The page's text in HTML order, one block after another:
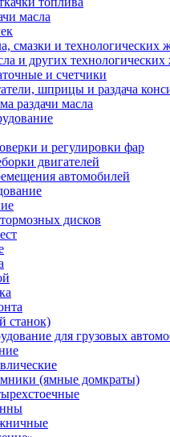
масла
смазки и технологических
и других технологических
и счетчики
шприцы и раздача
раздачи масла
и регулировки фар
двигателей
автомобилей
дисков
станок)
для грузовых
(ямные домкраты)